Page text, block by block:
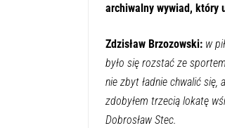
archiwalny wywiad, który
Zdzisław Brzozowski:w
było się rozstać ze
nie zbyt ładnie chwalić
zdobyłem trzecią lokatę
Dobrosław Stec.